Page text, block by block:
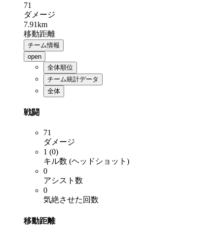
71
ダメージ
7.91km
移動距離
チーム情報
open
全体順位
チーム統計データ
全体
戦闘
71
ダメージ
1 (0)
キル数 (ヘッドショット)
0
アシスト数
0
気絶させた回数
移動距離